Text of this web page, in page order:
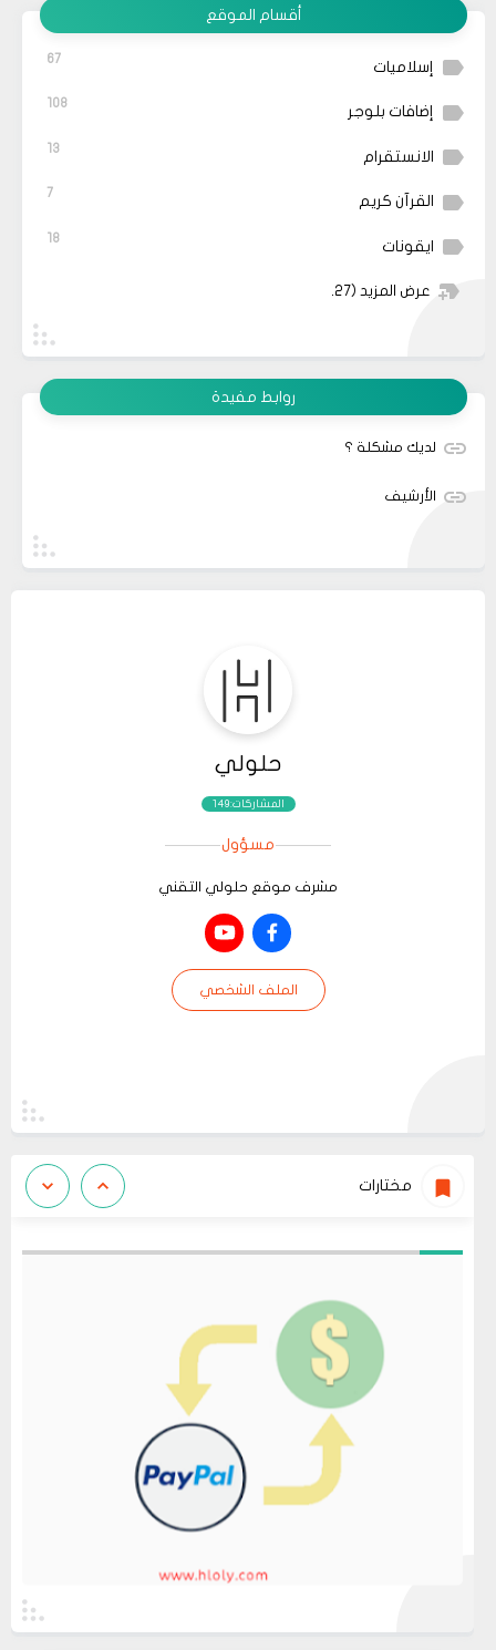
أقسام الموقع
إسلاميات 67
إضافات بلوجر 108
الانستقرام 13
القرآن كريم 7
ايقونات 18
عرض المزيد (27)
روابط مفيدة
لديك مشكلة ؟
الأرشيف
حلولي
المشاركات:149
مسؤول
مشرف موقع حلولي التقني
الملف الشخصي
مختارات